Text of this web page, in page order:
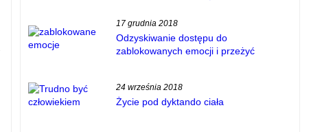
17 grudnia 2018
Odzyskiwanie dostępu do
zablokowanych emocji i przeżyć
24 września 2018
Życie pod dyktando ciała